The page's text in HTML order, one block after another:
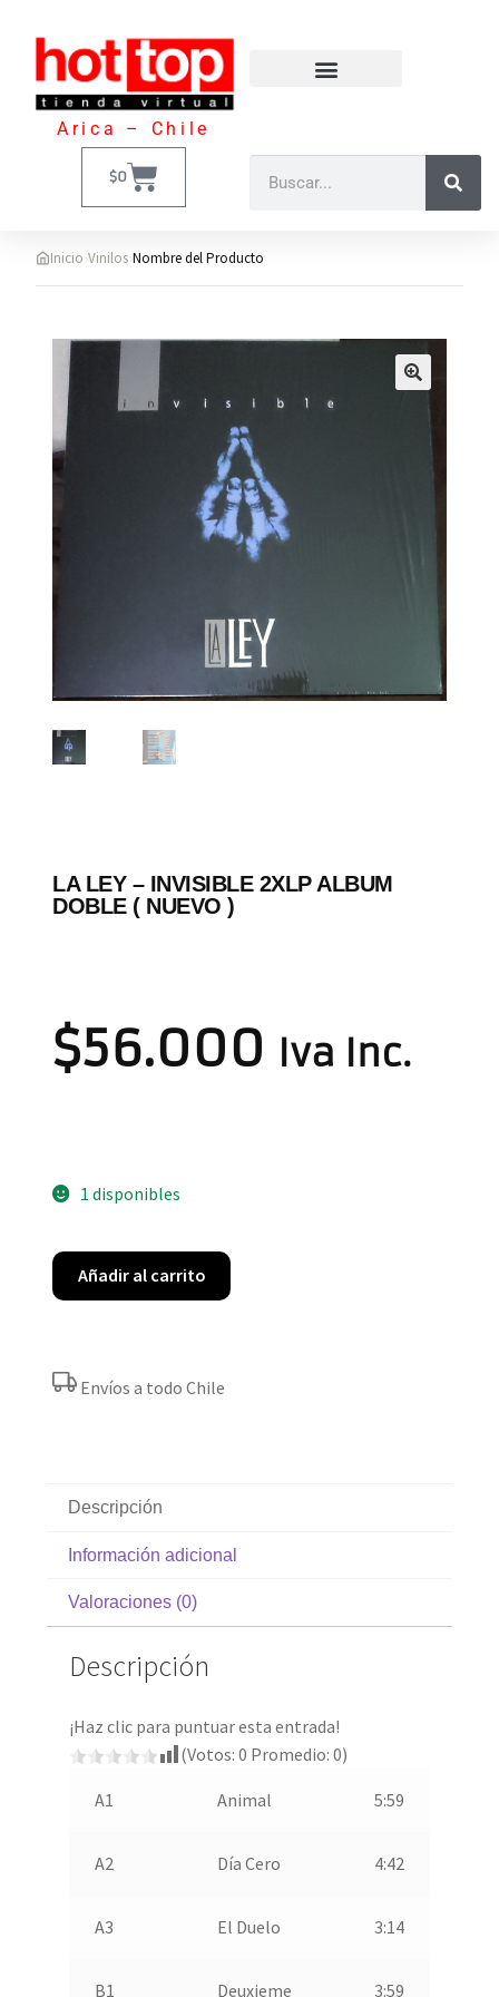
Arica – Chile
$0
Inicio›Vinilos›Nombre del Producto
LA LEY – INVISIBLE 2XLP ALBUM
DOBLE ( NUEVO )
$56.000 Iva Inc.
1 disponibles
Añadir al carrito
Envíos a todo Chile
Descripción
Información adicional
Valoraciones (0)
Descripción
¡Haz clic para puntuar esta entrada!
(Votos: 0 Promedio: 0)
A1 Animal 5:59
A2 Día Cero 4:42
A3 El Duelo 3:14
B1 Deuxieme 3:59